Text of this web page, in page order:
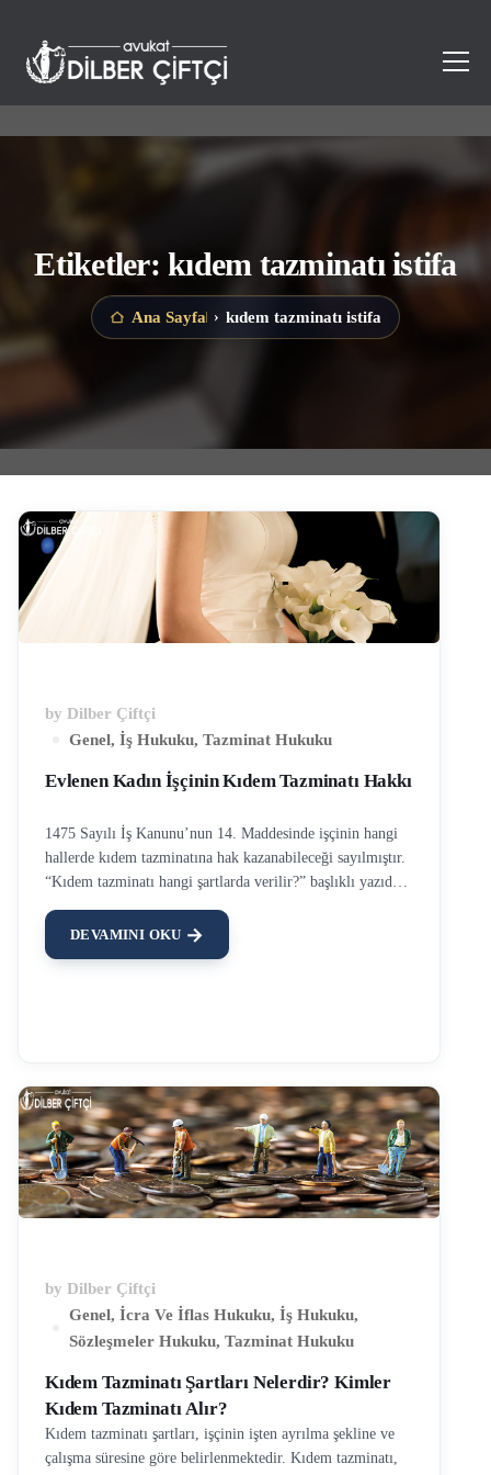
Etiketler: kıdem tazminatı istifa
Ana Sayfa › kıdem tazminatı istifa
by Dilber Çiftçi
Genel, İş Hukuku, Tazminat Hukuku
Evlenen Kadın İşçinin Kıdem Tazminatı Hakkı
1475 Sayılı İş Kanunu’nun 14. Maddesinde işçinin hangi
hallerde kıdem tazminatına hak kazanabileceği sayılmıştır.
“Kıdem tazminatı hangi şartlarda verilir?” başlıklı yazıda
evlilik sebebiyle işten ayrılan kadın işçinin hak ve
yükümlülüğünden bahsedilecektir. Uygulamada “evlilik
hak evlilikten itibaren 1 yıl içerisinde kullanılmalıdır.
Burada evlilik tarihi olarak kastedilen resmi nikah tarihidir.
İmam nikahı ya da düğün tarihi değil …
DEVAMINI OKU
by Dilber Çiftçi
Genel, İcra Ve İflas Hukuku, İş Hukuku,
Sözleşmeler Hukuku, Tazminat Hukuku
Kıdem Tazminatı Şartları Nelerdir? Kimler
Kıdem Tazminatı Alır?
Kıdem tazminatı şartları, işçinin işten ayrılma şekline ve
çalışma süresine göre belirlenmektedir. Kıdem tazminatı,